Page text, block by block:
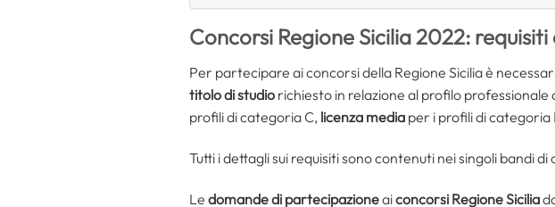
Concorsi Regione Sicilia 2022:
Per partecipare ai concorsi della Regione Sicilia è
titolo di studio richiesto in relazione al profilo professionale
profili di categoria C, licenza media per i profili di categoria
Tutti i dettagli sui requisiti sono contenuti nei singoli bandi di
Le domande di partecipazioneaiconcorsi Regione Sicilia